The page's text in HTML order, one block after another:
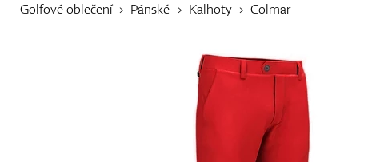
Golfové oblečení Pánské Kalhoty Colmar